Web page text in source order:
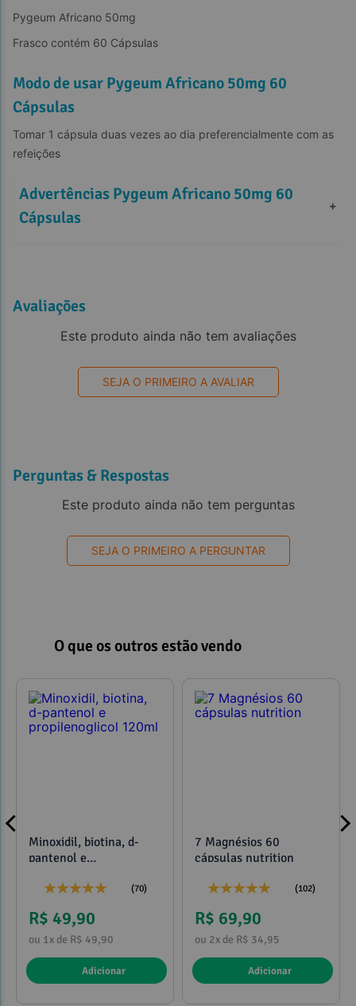
Pygeum Africano 50mg
Frasco contém 60 Cápsulas
Modo de usar Pygeum Africano 50mg 60
Cápsulas
Tomar 1 cápsula duas vezes ao dia preferencialmente com as
refeições
Advertências Pygeum Africano 50mg 60
Cápsulas
+
Avaliações
Este produto ainda não tem avaliações
SEJA O PRIMEIRO A AVALIAR
Perguntas & Respostas
Este produto ainda não tem perguntas
SEJA O PRIMEIRO A PERGUNTAR
O que os outros estão vendo
Minoxidil, biotina, d-
pantenol e
(70)
R$ 49,90
ou 1x de R$ 49,90
Adicionar
7 Magnésios 60
cápsulas nutrition
(102)
R$ 69,90
ou 2x de R$ 34,95
Adicionar